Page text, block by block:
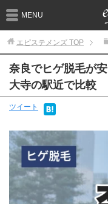
MENU
エピステメンズ TOP
奈良でヒゲ脱毛が
大寺の駅近で比較
ツイート